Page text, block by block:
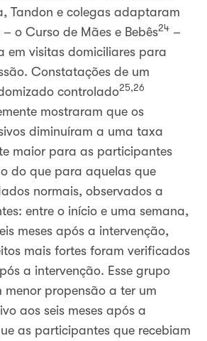
Tandon e colegas adaptaram
o Curso de Mães e Bebês24 –
em visitas domiciliares para
Constatações de um
controlado25,26
mostraram que os
diminuíram a uma taxa
maior para as participantes
do que para aquelas que
normais, observados a
entre o início e uma semana,
meses após a intervenção,
mais fortes foram verificados
a intervenção. Esse grupo
menor propensão a ter um
aos seis meses após a
as participantes que recebiam